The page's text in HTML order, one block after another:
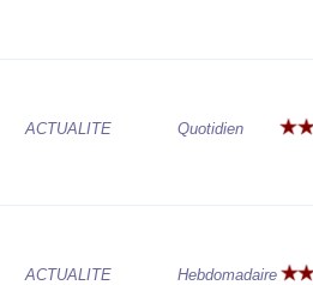
ACTUALITE Quotidien
ACTUALITE Hebdomadaire